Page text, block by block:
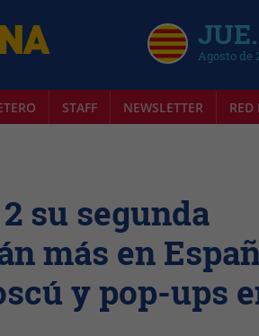
Agosto de
STAFF NEWSLETTER
su segunda
más en
y pop-ups